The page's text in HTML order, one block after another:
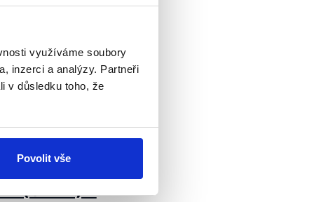
využíváme soubory
inzerci a analýzy. Partneři
v důsledku toho, že
Povolit vše
Čínu v
rámci své
ekonomických
by uvedl, že
(ČSSD) a